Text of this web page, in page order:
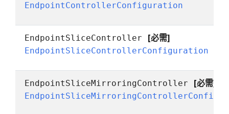
EndpointControllerConfiguration
EndpointSliceController [必需]
EndpointSliceControllerConfiguration
EndpointSliceMirroringController [必需]